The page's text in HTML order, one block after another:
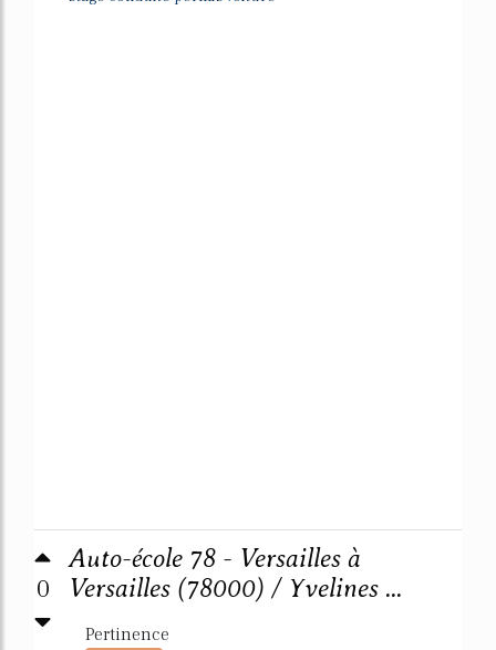
0
Auto-école 78 - Versailles à
Versailles (78000) / Yvelines ...
Pertinence